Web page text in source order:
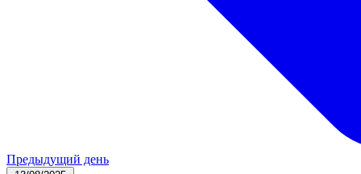
Предыдущий день